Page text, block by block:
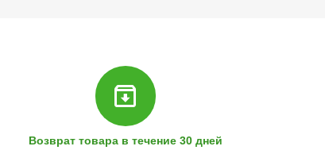
Возврат товара в течение 30 дней